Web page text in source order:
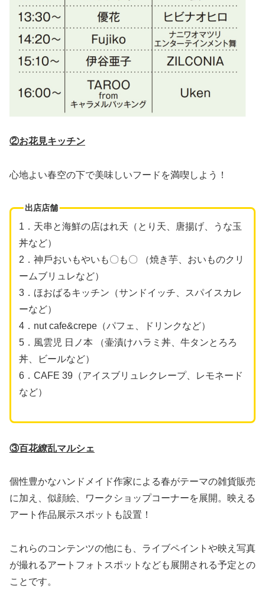
②お花見キッチン
心地よい春空の下で美味しいフードを満喫しよう！
出店店舗
1．天串と海鮮の店はれ天（とり天、唐揚げ、うな⽟
丼など）
2．神⼾おいもやいも〇も〇 （焼き芋、おいものクリ
ームブリュレなど）
3．ほおばるキッチン（サンドイッチ、スパイスカレ
ーなど）
4．nut cafe&crepe（パフェ、ドリンクなど）
5．⾵雲児 ⽇ノ本 （壷漬けハラミ丼、⽜タンとろろ
丼、ビールなど）
6．CAFE 39（アイスブリュレクレープ、レモネード
など）
③百花繚乱マルシェ
個性豊かなハンドメイド作家による春がテーマの雑貨販売
に加え、似顔絵、ワークショップコーナーを展開。映える
アート作品展示スポットも設置！
これらのコンテンツの他にも、ライブペイントや映え写真
が撮れるアートフォトスポットなども展開される予定との
ことです。